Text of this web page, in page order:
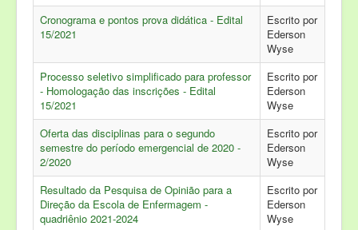
Cronograma e pontos prova didática - Edital
15/2021
Escrito por
Ederson
Wyse
Processo seletivo simplificado para professor
- Homologação das inscrições - Edital
15/2021
Escrito por
Ederson
Wyse
Oferta das disciplinas para o segundo
semestre do período emergencial de 2020 -
2/2020
Escrito por
Ederson
Wyse
Resultado da Pesquisa de Opinião para a
Direção da Escola de Enfermagem -
quadriênio 2021-2024
Escrito por
Ederson
Wyse